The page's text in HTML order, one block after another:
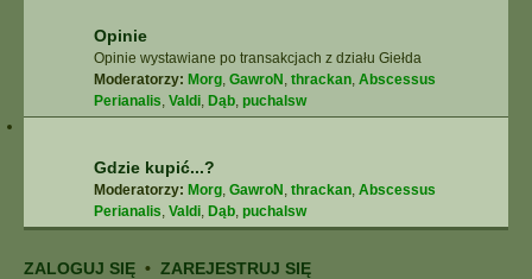
Opinie
Opinie wystawiane po transakcjach z działu Giełda
Moderatorzy: Morg, GawroN , thrackan, Abscessus
Perianalis, Valdi, Dąb, puchalsw
Gdzie kupić...?
Moderatorzy: Morg, GawroN , thrackan, Abscessus
Perianalis, Valdi, Dąb, puchalsw
ZALOGUJ SIĘ • ZAREJESTRUJ SIĘ